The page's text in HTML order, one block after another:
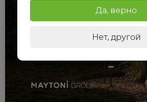
Да, верно
Нет, другой